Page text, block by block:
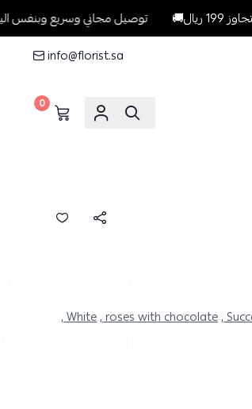
توصيل مجاني وسريع وبنفس اليوم للطلبات داخل
info@florist.sa
0
roses with chocolate ,
White ,